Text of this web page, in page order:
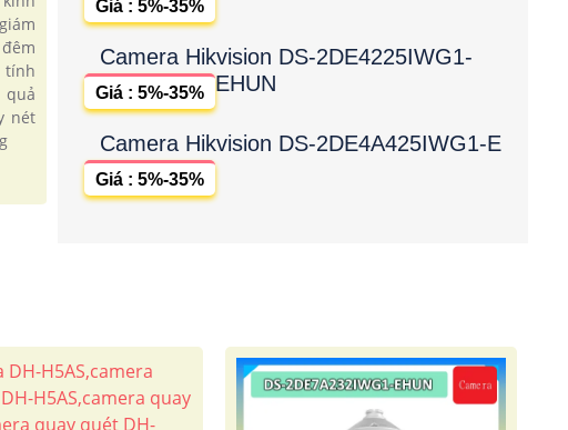
tính
quả
nét
Giá : 5%-35%
Camera Hikvision DS-2DE4225IWG1-
EHUN
Giá : 5%-35%
Camera Hikvision DS-2DE4A425IWG1-E
Giá : 5%-35%